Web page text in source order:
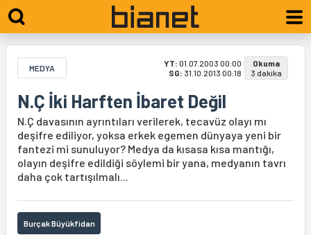
MEDYA YT: 01.07.2003 00:00
SG: 31.10.2013 00:18
Okuma
3 dakika
N.Ç İki Harften İbaret Değil
N.Ç davasının ayrıntıları verilerek, tecavüz olayı mı
deşifre ediliyor, yoksa erkek egemen dünyaya yeni bir
fantezi mi sunuluyor? Medya da kısasa kısa mantığı,
olayın deşifre edildiği söylemi bir yana, medyanın tavrı
daha çok tartışılmalı...
Burçak Büyükfidan